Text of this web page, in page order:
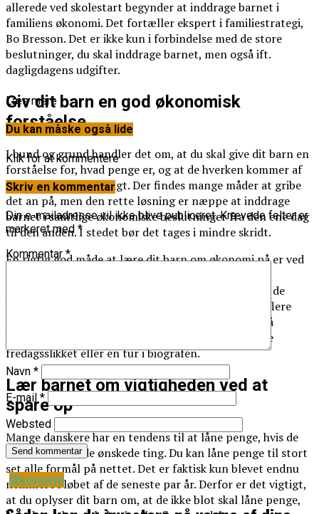
allerede ved skolestart begynder at inddrage barnet i
familiens økonomi. Det fortæller ekspert i familiestrategi,
Bo Bresson. Det er ikke kun i forbindelse med de store
beslutninger, du skal inddrage barnet, men også ift.
dagligdagens udgifter.
Giv dit barn en god økonomisk
forståelse
I bund og grund handler det om, at du skal give dit barn en
forståelse for, hvad penge er, og at de hverken kommer af
sig selv eller varer evigt. Der findes mange måder at gribe
det an på, men den rette løsning er næppe at inddrage
barnet i samtlige økonomiske beslutninger fra den ene dag
til den anden. I stedet bør det tages i mindre skridt.
En rigtig god måde at lære dit barn om økonomi på er ved
varsomhed er vigtigt, hvis pengene skal række. Hvis de
brænder alle pengene af på én gang, så er der ikke flere
penge, før næste gang lommepengene tikker ind på
kontoen. Det kan betyde, at barnet f.eks. må droppe
fredagsslikket eller en tur i biografen.
Lær barnet om vigtigheden ved at
spare op
Mange danskere har en tendens til at låne penge, hvis de
ikke har råd til de ønskede ting. Du kan låne penge til stort
set alle formål på nettet. Det er faktisk kun blevet endnu
nemmere i løbet af de seneste par år. Derfor er det vigtigt,
at du oplyser dit barn om, at de ikke blot skal låne penge,
Læs mere
Du kan måske også lide
Klik for at kommentere
Skriv en kommentar
Din e-mailadresse vil ikke blive publiceret. Krævede felter er
markeret med *
Kommentar *
Navn *
E-mail *
Websted
Økonomi